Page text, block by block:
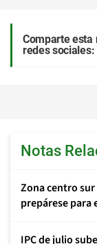
Comparte esta
redes sociales:
Notas
Zona centro
prepárese para
IPC de julio